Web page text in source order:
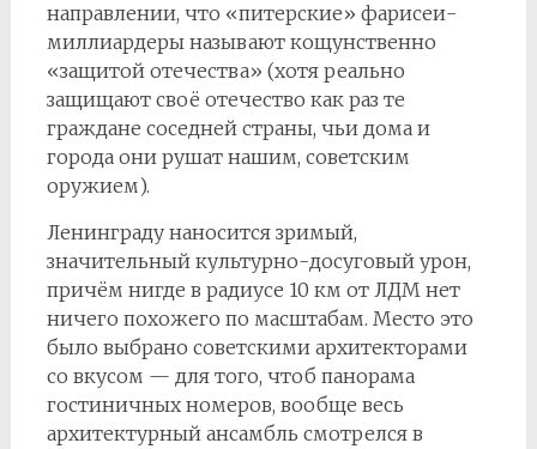
направлении, что «питерские» фарисеи-
миллиардеры называют кощунственно
«защитой отечества» (хотя реально
защищают своё отечество как раз те
граждане соседней страны, чьи дома и
города они рушат нашим, советским
оружием).
Ленинграду наносится зримый,
значительный культурно-досуговый урон,
причём нигде в радиусе 10 км от ЛДМ нет
ничего похожего по масштабам. Место это
было выбрано советскими архитекторами
со вкусом — для того, чтоб панорама
гостиничных номеров, вообще весь
архитектурный ансамбль смотрелся в